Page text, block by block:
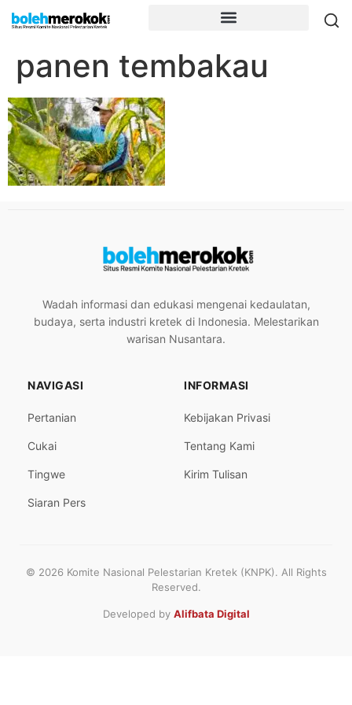
panen tembakau
Wadah informasi dan edukasi mengenai kedaulatan,
budaya, serta industri kretek di Indonesia. Melestarikan
warisan Nusantara.
NAVIGASI
Pertanian
Cukai
Tingwe
Siaran Pers
INFORMASI
Kebijakan Privasi
Tentang Kami
Kirim Tulisan
© 2026 Komite Nasional Pelestarian Kretek (KNPK). All Rights
Reserved.
Developed by Alifbata Digital